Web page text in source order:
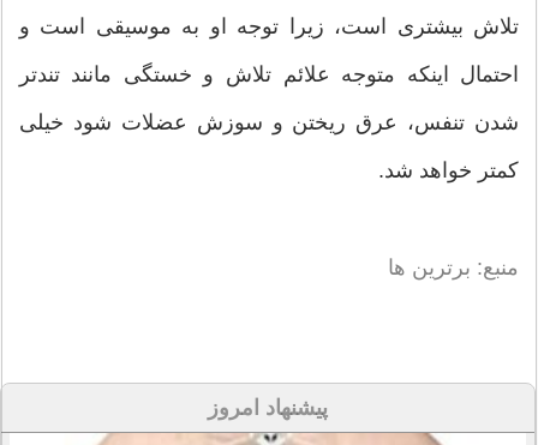
تلاش بیشتری است، زیرا توجه او به موسیقی است و
احتمال اینکه متوجه علائم تلاش و خستگی مانند تندتر
شدن تنفس، عرق ریختن و سوزش عضلات شود خیلی
کمتر خواهد شد.
منبع: برترین ها
پیشنهاد امروز